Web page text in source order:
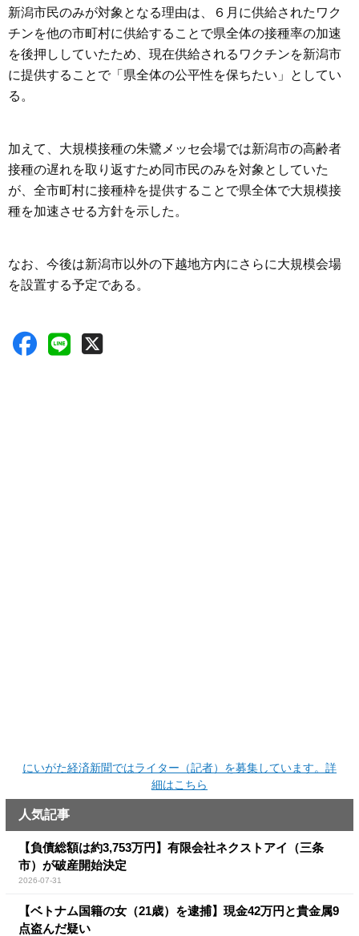
新潟市民のみが対象となる理由は、６月に供給されたワク
チンを他の市町村に供給することで県全体の接種率の加速
を後押ししていたため、現在供給されるワクチンを新潟市
に提供することで「県全体の公平性を保ちたい」としてい
る。
加えて、大規模接種の朱鷺メッセ会場では新潟市の高齢者
接種の遅れを取り返すため同市民のみを対象としていた
が、全市町村に接種枠を提供することで県全体で大規模接
種を加速させる方針を示した。
なお、今後は新潟市以外の下越地方内にさらに大規模会場
を設置する予定である。
にいがた経済新聞ではライター（記者）を募集しています。詳
細はこちら
人気記事
【負債総額は約3,753万円】有限会社ネクストアイ（三条
市）が破産開始決定
2026-07-31
【ベトナム国籍の女（21歳）を逮捕】現金42万円と貴金属9
点盗んだ疑い